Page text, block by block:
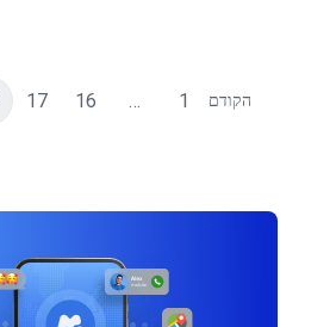
הקודם 1
…
16
17